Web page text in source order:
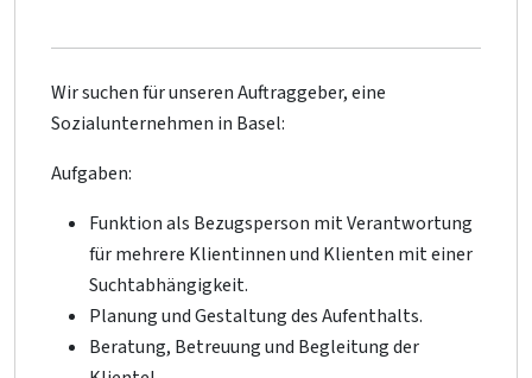
Wir suchen für unseren Auftraggeber, eine
Sozialunternehmen in Basel:
Aufgaben:
Funktion als Bezugsperson mit Verantwortung
für mehrere Klientinnen und Klienten mit einer
Suchtabhängigkeit.
Planung und Gestaltung des Aufenthalts.
Beratung, Betreuung und Begleitung der